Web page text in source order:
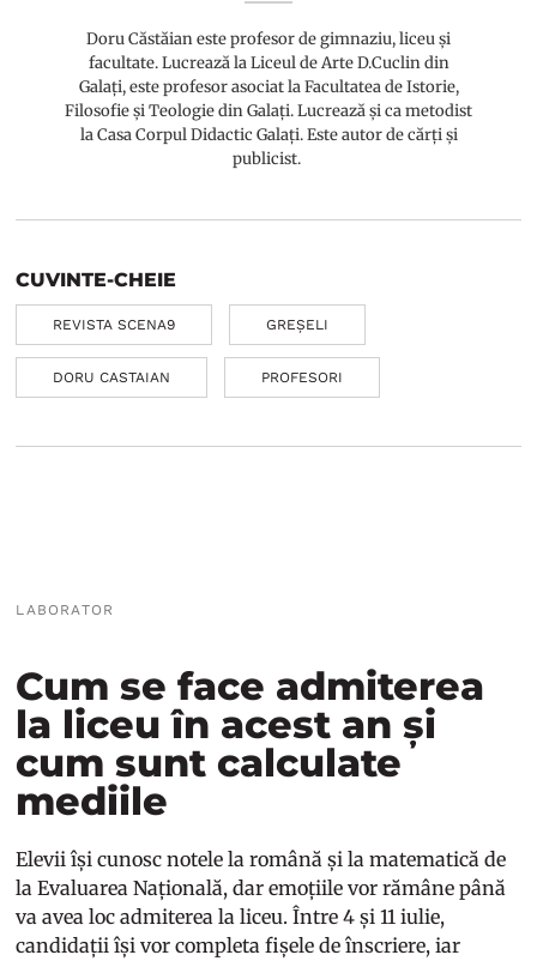
Doru Căstăian este profesor de gimnaziu, liceu și
facultate. Lucrează la Liceul de Arte D.Cuclin din
Galați, este profesor asociat la Facultatea de Istorie,
Filosofie și Teologie din Galați. Lucrează și ca metodist
la Casa Corpul Didactic Galați. Este autor de cărți și
publicist.
CUVINTE-CHEIE
REVISTA SCENA9 GREȘELI
DORU CASTAIAN PROFESORI
LABORATOR
Cum se face admiterea
la liceu în acest an și
cum sunt calculate
mediile
Elevii își cunosc notele la română și la matematică de
la Evaluarea Națională, dar emoțiile vor rămâne până
va avea loc admiterea la liceu. Între 4 și 11 iulie,
candidații își vor completa fișele de înscriere, iar